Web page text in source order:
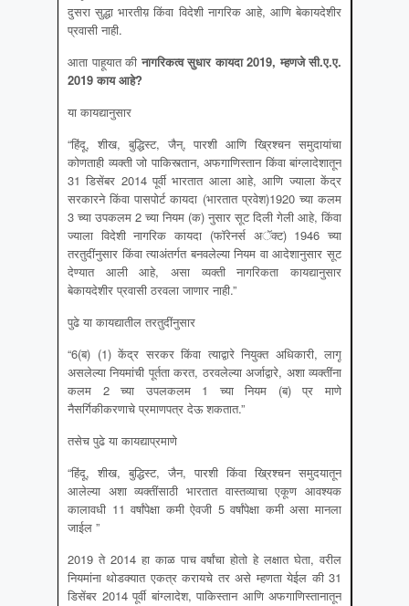
दुसरा सुद्धा भारतीय़ किंवा विदेशी नागरिक आहे, आणि बेकायदेशीर
प्रवासी नाही.
आता पाहूयात की नागरिकत्व सुधार कायदा2019, म्हणजे सी.ए.ए.
2019 काय आहे?
या कायद्यानुसार
“हिंदू, शीख, बुद्धिस्ट, जैन्, पारशी आणि ख्रिश्चन समुदायांचा
कोणताही व्यक्ती जो पाकिस्त्तान, अफगाणिस्तान किंवा बांग्लादेशातून
31 डिसेंबर 2014 पूर्वी भारतात आला आहे, आणि ज्याला केंद्र
सरकारने किंवा पासपोर्ट कायदा (भारतात प्रवेश)1920 च्या कलम
3 च्या उपकलम 2 च्या नियम (क) नुसार सूट दिली गेली आहे, किंवा
ज्याला विदेशी नागरिक कायदा (फॉरेनर्स अॅक्ट) 1946 च्या
तरतुदींनुसार किंवा त्याअंतर्गत बनवलेल्या नियम वा आदेशानुसार सूट
देण्यात आली आहे, असा व्यक्ती नागरिकता कायद्यानुसार
बेकायदेशीर प्रवासी ठरवला जाणार नाही.”
पुढे या कायद्यातील तरतुदींनुसार
“6(ब) (1) केंद्र सरकर किंवा त्याद्वारे नियुक्त अधिकारी, लागू
असलेल्या नियमांची पूर्तता करत, ठरवलेल्या अर्जाद्वारे, अशा व्यक्तींना
कलम 2 च्या उपलकलम 1 च्या नियम (ब) प्र माणे
नैसर्गिकीकरणाचे प्रमाणपत्र देऊ शकतात.”
तसेच पुढे या कायद्याप्रमाणे
“हिंदू, शीख, बुद्धिस्ट, जैन, पारशी किंवा ख्रिश्चन समुदयातून
आलेल्या अशा व्यक्तींसाठी भारतात वास्तव्याचा एकूण आवश्यक
कालावधी 11 वर्षांपेक्षा कमी ऐवजी 5 वर्षांपेक्षा कमी असा मानला
जाईल ”
2019 ते 2014 हा काळ पाच वर्षांचा होतो हे लक्षात घेता, वरील
नियमांना थोडक्यात एकत्र करायचे तर असे म्हणता येईल की 31
डिसेंबर 2014 पूर्वी बांग्लादेश, पाकिस्तान आणि अफगाणिस्तानातून